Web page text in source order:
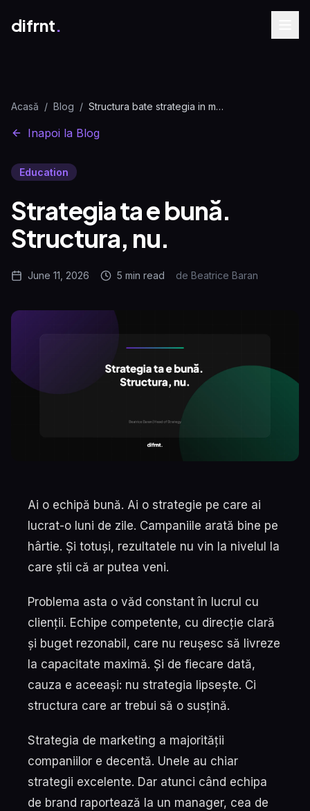
difrnt.
Acasă / Blog / Structura bate strategia in marketing | difrnt.
Inapoi la Blog
Education
Strategia ta e bună.
Structura, nu.
June 11, 2026 5 min read de Beatrice Baran
Ai o echipă bună. Ai o strategie pe care ai
lucrat-o luni de zile. Campaniile arată bine pe
hârtie. Și totuși, rezultatele nu vin la nivelul la
care știi că ar putea veni.
Problema asta o văd constant în lucrul cu
clienții. Echipe competente, cu direcție clară
și buget rezonabil, care nu reușesc să livreze
la capacitate maximă. Și de fiecare dată,
cauza e aceeași: nu strategia lipsește. Ci
structura care ar trebui să o susțină.
Strategia de marketing a majorității
companiilor e decentă. Unele au chiar
strategii excelente. Dar atunci când echipa
de brand raportează la un manager, cea de